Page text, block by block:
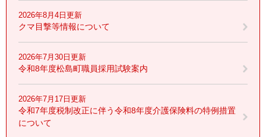
2026年8月4日更新
クマ目撃等情報について
2026年7月30日更新
令和8年度松島町職員採用試験案内
2026年7月17日更新
令和7年度税制改正に伴う令和8年度介護保険料の特例措置
について